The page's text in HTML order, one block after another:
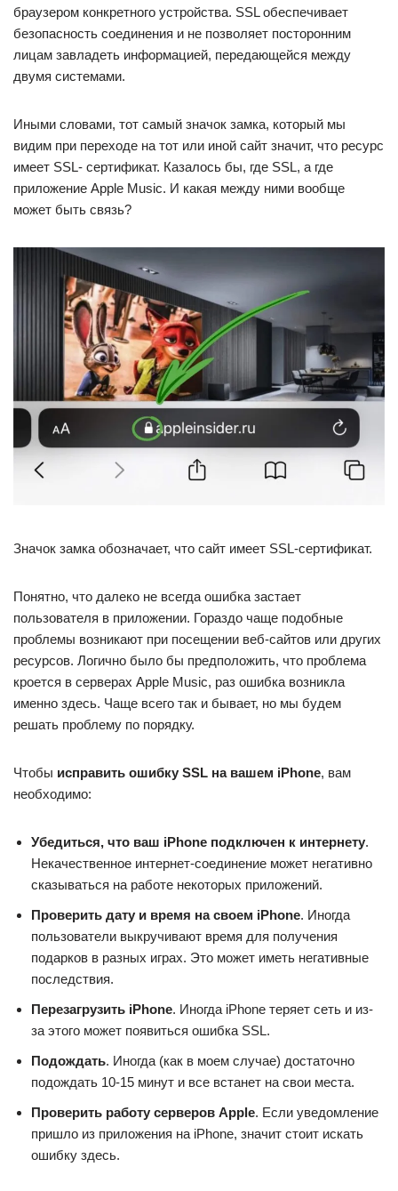
браузером конкретного устройства. SSL обеспечивает
безопасность соединения и не позволяет посторонним
лицам завладеть информацией, передающейся между
двумя системами.
Иными словами, тот самый значок замка, который мы
видим при переходе на тот или иной сайт значит, что ресурс
имеет SSL- сертификат. Казалось бы, где SSL, а где
приложение Apple Music. И какая между ними вообще
может быть связь?
Значок замка обозначает, что сайт имеет SSL-сертификат.
Понятно, что далеко не всегда ошибка застает
пользователя в приложении. Гораздо чаще подобные
проблемы возникают при посещении веб-сайтов или других
ресурсов. Логично было бы предположить, что проблема
кроется в серверах Apple Music, раз ошибка возникла
именно здесь. Чаще всего так и бывает, но мы будем
решать проблему по порядку.
Чтобы исправить ошибку SSL на вашем iPhone, вам
необходимо:
Убедиться, что ваш iPhone подключен к интернету.
Некачественное интернет-соединение может негативно
сказываться на работе некоторых приложений.
Проверить дату и время на своем iPhone. Иногда
пользователи выкручивают время для получения
подарков в разных играх. Это может иметь негативные
последствия.
Перезагрузить iPhone. Иногда iPhone теряет сеть и из-
за этого может появиться ошибка SSL.
Подождать. Иногда (как в моем случае) достаточно
подождать 10-15 минут и все встанет на свои места.
Проверить работу серверов Apple. Если уведомление
пришло из приложения на iPhone, значит стоит искать
ошибку здесь.